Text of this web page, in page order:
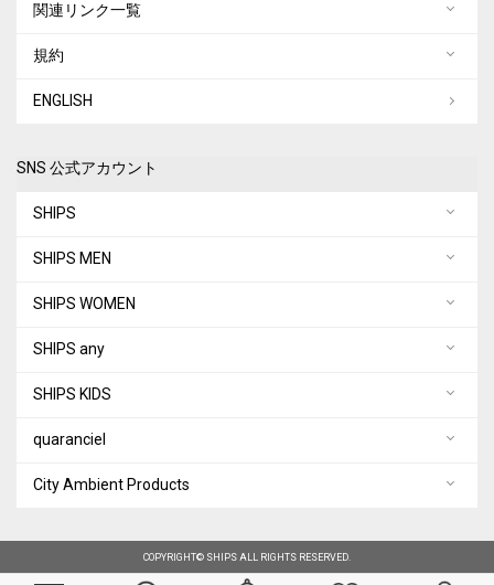
関連リンク一覧
規約
ENGLISH
SNS 公式アカウント
SHIPS
SHIPS MEN
SHIPS WOMEN
SHIPS any
SHIPS KIDS
quaranciel
City Ambient Products
COPYRIGHT© SHIPS ALL RIGHTS RESERVED.